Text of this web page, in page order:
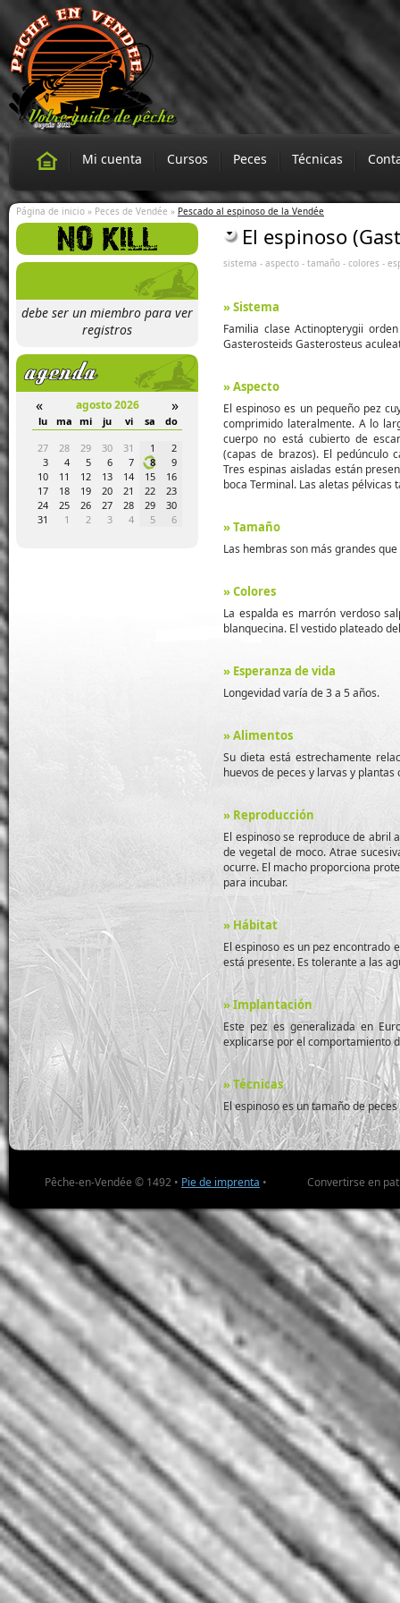
Mi cuenta Cursos Peces Técnicas
Página de inicio » Peces de Vendée » Pescado al espinoso de la Vendée
debe ser un miembro para ver
registros
« agosto 2026 »
4
1
8
lu ma mi ju vi sa
do
27
28 29 30 31 1
2
3
4 5 6 7 8
9
10
11 12 13 14 15
16
17
18 19 20 21 22
23
24
25 26 27 28 29
30
31
1 2 3 4 5 6
mi ju vi sa
do
4
6
9 10 11 12
13
16 17 18 19
20
23 24 25 26
27
7
lu ma
mi
29
30
5
6
7
12
13
14
19
20
21
El espinoso
sistema - aspecto - tamaño - colores -
» Sistema
Familia clase Actinopterygii
Gasterosteids Gasterosteus
» Aspecto
El espinoso es un pequeño pez
comprimido lateralmente. A lo
cuerpo no está cubierto de
(capas de brazos). El pedúnculo
Tres espinas aisladas están
boca Terminal. Las aletas
» Tamaño
Las hembras son más grandes
» Colores
La espalda es marrón verdoso
blanquecina. El vestido plateado
» Esperanza de vida
Longevidad varía de 3 a 5 años.
» Alimentos
Su dieta está estrechamente
huevos de peces y larvas y
» Reproducción
El espinoso se reproduce de abril
de vegetal de moco. Atrae
ocurre. El macho proporciona
para incubar.
» Hábitat
El espinoso es un pez encontrado
está presente. Es tolerante a las
» Implantación
Este pez es generalizada en
explicarse por el comportamiento
» Técnicas
El espinoso es un tamaño de
Pêche-en-Vendée © 1492 • Pie de imprenta • Convertirse en